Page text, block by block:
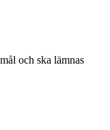
och ska lämnas